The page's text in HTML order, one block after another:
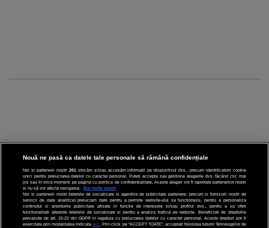
CINEMA
DIVERTISMENT
STIRI
Nouă ne pasă ca datele tale personale să rămână confidențiale
Noi și partenerii noștri 201 stocăm și/sau accesăm informații pe dispozitivul dvs., precum identificatorii cookie
unici pentru prelucrarea datelor cu caracter personal. Puteți accepta sau gestiona alegerile dvs. făcând clic mai
jos sau în orice moment, pe pagina cu politica de confidențialitate. Aceste alegeri vor fi raportate partenerilor noștri
și nu vă vor afecta navigarea.
Mai multe detalii
Noi si partenerii nostri (retelele de socializare si agentiile de publicitate partenere, precum si furnizorii nostri de
servicii de date analitice) prelucram date pentru a permite website-ului sa functioneze, pentru a personaliza
continutul si anunturile publicitare afisate in functie de interesele si/sau profilul dvs., pentru a va oferi
functionalitati aferente retelelor de socializare si pentru a analiza traficul pe website. Beneficiati de drepturile
prevazute de art. 15-22 din GDPR in legatura cu prelucrarea datelor cu caracter personal. Aceste drepturi pot fi
exercitate prin modalitatea indicataaici . Prin click pe “ACCEPT TOATE”, acceptati folosirea tuturor Tehnologiilor de